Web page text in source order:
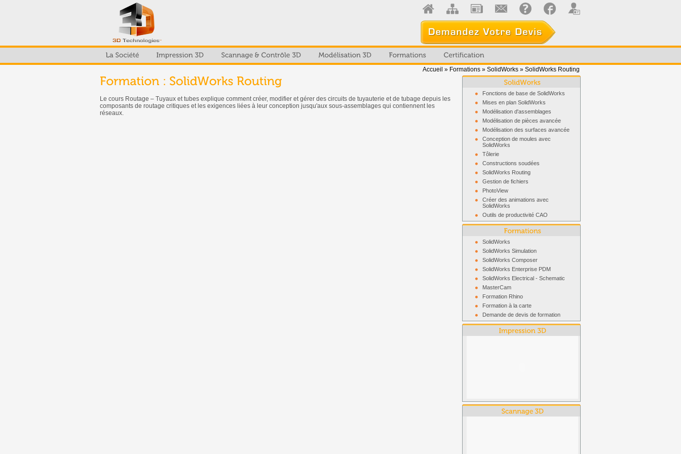
Accueil » Formations » SolidWorks » SolidWorks Routing
Le cours Routage – Tuyaux et tubes explique comment créer, modifier et gérer des circuits de tuyauterie et de tubage depuis les
composants de routage critiques et les exigences liées à leur conception jusqu'aux sous-assemblages qui contiennent les
réseaux.
Fonctions de base de SolidWorks
Mises en plan SolidWorks
Modélisation d'assemblages
Modélisation de pièces avancée
Modélisation des surfaces avancée
Conception de moules avec
SolidWorks
Tôlerie
Constructions soudées
SolidWorks Routing
Gestion de fichiers
PhotoView
Créer des animations avec
SolidWorks
Outils de productivité CAO
SolidWorks
SolidWorks Simulation
SolidWorks Composer
SolidWorks Enterprise PDM
SolidWorks Electrical - Schematic
MasterCam
Formation Rhino
Formation à la carte
Demande de devis de formation